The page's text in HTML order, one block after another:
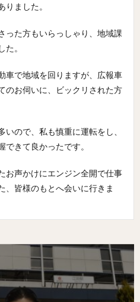
ました。
た方もいらっしゃり、地域課
。
車で地域を回りますが、広報車
のお伺いに、ビックリされた方
ので、私も慎重に運転をし、
きて良かったです。
お声かけにエンジン全開で仕事
、皆様のもとへ会いに行きま